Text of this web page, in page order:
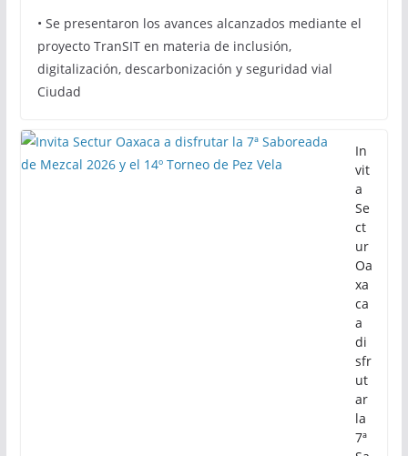
• Se presentaron los avances alcanzados mediante el
proyecto TranSIT en materia de inclusión,
digitalización, descarbonización y seguridad vial
Ciudad
In
vit
a
Se
ct
ur
Oa
xa
ca
a
di
sfr
ut
ar
la
7ª